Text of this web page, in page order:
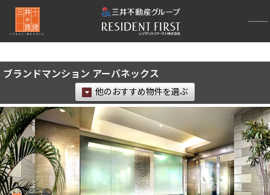
ブランドマンション アーバネックス
他のおすすめ物件を選ぶ
再検索ナビゲーション
〜
管理費/共益費含む
礼金なし
敷金なし
礼金１ヶ月以下
フリーレント付き